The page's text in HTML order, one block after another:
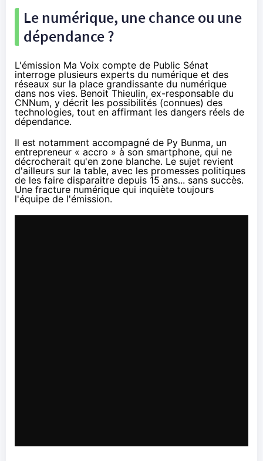
Le numérique, une chance ou une
dépendance ?
L'émission Ma Voix compte de Public Sénat
interroge plusieurs experts du numérique et des
réseaux sur la place grandissante du numérique
dans nos vies. Benoit Thieulin, ex-responsable du
CNNum, y décrit les possibilités (connues) des
technologies, tout en affirmant les dangers réels de
dépendance.
Il est notamment accompagné de Py Bunma, un
entrepreneur « accro » à son smartphone, qui ne
décrocherait qu'en zone blanche. Le sujet revient
d'ailleurs sur la table, avec les promesses politiques
de les faire disparaitre depuis 15 ans... sans succès.
Une fracture numérique qui inquiète toujours
l'équipe de l'émission.